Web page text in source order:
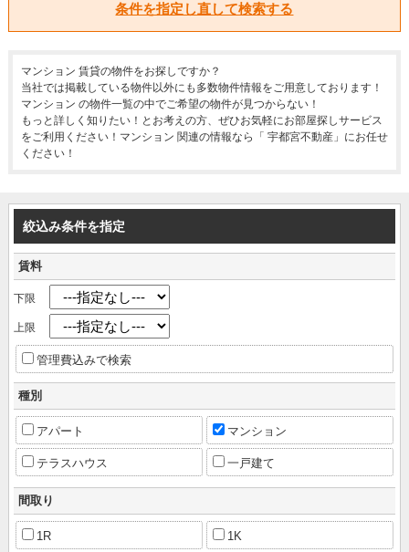
条件を指定し直して検索する
マンション 賃貸の物件をお探しですか？
当社では掲載している物件以外にも多数物件情報をご用意しております！
マンション の物件一覧の中でご希望の物件が見つからない！
もっと詳しく知りたい！とお考えの方、ぜひお気軽にお部屋探しサービス
をご利用ください！マンション 関連の情報なら「 宇都宮不動産」にお任せ
ください！
絞込み条件を指定
賃料
下限
上限
管理費込みで検索
種別
アパート マンション
テラスハウス 一戸建て
間取り
1R 1K